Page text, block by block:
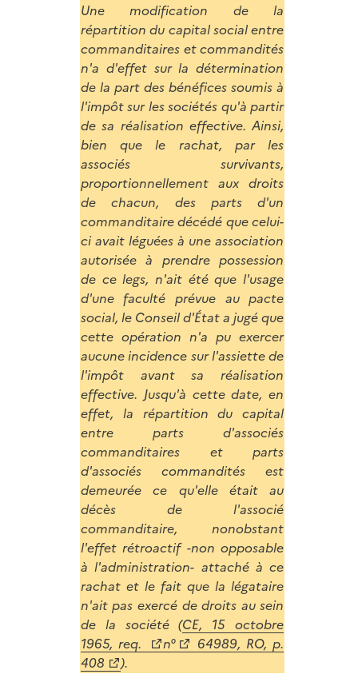
Une modification de la
répartition du capital social entre
commanditaires et commandités
n'a d'effet sur la détermination
de la part des bénéfices soumis à
l'impôt sur les sociétés qu'à partir
de sa réalisation effective. Ainsi,
bien que le rachat, par les
associés survivants,
proportionnellement aux droits
de chacun, des parts d'un
commanditaire décédé que celui-
ci avait léguées à une association
autorisée à prendre possession
de ce legs, n'ait été que l'usage
d'une faculté prévue au pacte
social, le Conseil d'État a jugé que
cette opération n'a pu exercer
aucune incidence sur l'assiette de
l'impôt avant sa réalisation
effective. Jusqu'à cette date, en
effet, la répartition du capital
entre parts d'associés
commanditaires et parts
d'associés commandités est
demeurée ce qu'elle était au
décès de l'associé
commanditaire, nonobstant
l'effet rétroactif -non opposable
à l'administration- attaché à ce
rachat et le fait que la légataire
n'ait pas exercé de droits au sein
de la société (CE, 15 octobre
1965, req.
n°
64989, RO, p.
408
).